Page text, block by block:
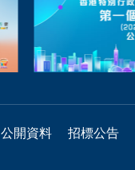
公開資料 招標公告